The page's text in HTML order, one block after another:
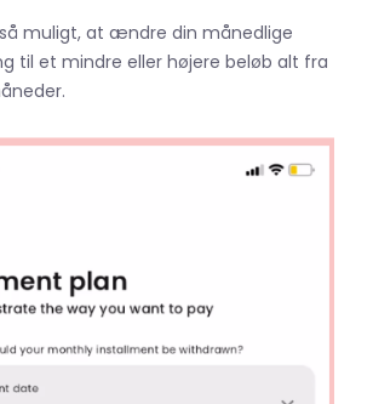
muligt, at ændre din månedlige
til et mindre eller højere beløb alt fra